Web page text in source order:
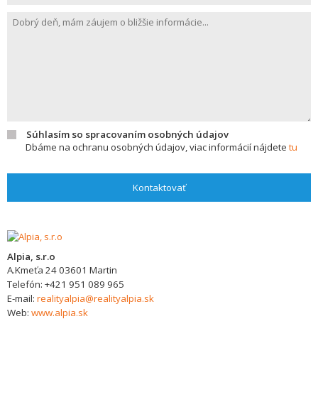
Súhlasím so spracovaním osobných údajov
Dbáme na ochranu osobných údajov, viac informácií nájdete tu
Kontaktovať
Alpia, s.r.o
A.Kmeťa 2403601 Martin
Telefón: +421 951 089 965
E-mail: realityalpia@realityalpia.sk
Web: www.alpia.sk